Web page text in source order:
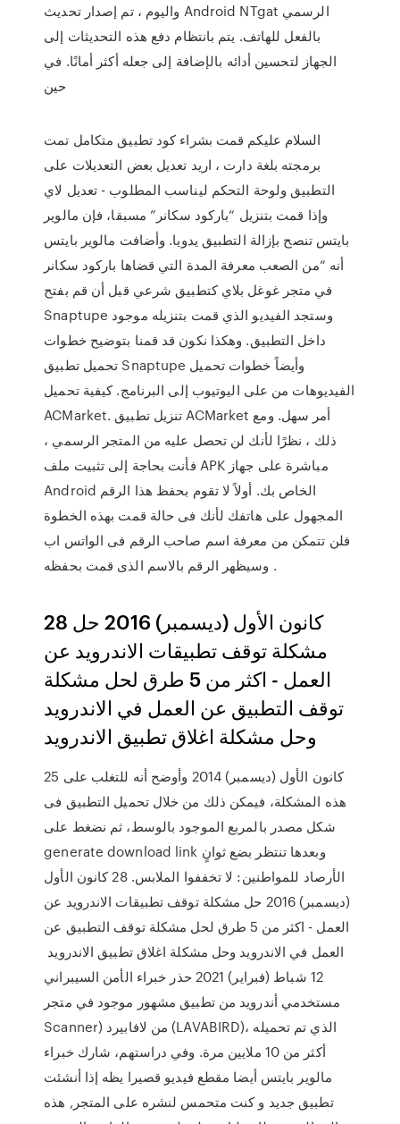
واليوم ، تم إصدار تحديث Android NTgat الرسمي
بالفعل للهاتف. يتم بانتظام دفع هذه التحديثات إلى
الجهاز لتحسين أدائه بالإضافة إلى جعله أكثر أمانًا. في
حين
السلام عليكم قمت بشراء كود تطبيق متكامل تمت
برمجته بلغة دارت ، اريد تعديل بعض التعديلات على
التطبيق ولوحة التحكم ليناسب المطلوب - تعديل لاي
وإذا قمت بتنزيل “باركود سكانر” مسبقا، فإن مالوير
بايتس تنصح بإزالة التطبيق يدويا. وأضافت مالوير بايتس
أنه “من الصعب معرفة المدة التي قضاها باركود سكانر
في متجر غوغل بلاي كتطبيق شرعي قبل أن قم بفتح
Snaptupe وستجد الفيديو الذي قمت بتنزيله موجود
داخل التطبيق. وهكذا نكون قد قمنا بتوضيح خطوات
تحميل تطبيق Snaptupe وأيضاً خطوات تحميل
الفيديوهات من على اليوتيوب إلى البرنامج. كيفية تحميل
ACMarket. تنزيل تطبيق ACMarket أمر سهل. ومع
ذلك ، نظرًا لأنك لن تحصل عليه من المتجر الرسمي ،
فأنت بحاجة إلى تثبيت ملف APK مباشرة على جهاز
Android الخاص بك. أولاً لا تقوم بحفظ هذا الرقم
المجهول على هاتفك لأنك فى حالة قمت بهذه الخطوة
فلن تتمكن من معرفة اسم صاحب الرقم فى الواتس اب
وسيظهر الرقم بالاسم الذى قمت بحفظه .
28 كانون الأول (ديسمبر) 2016 حل
مشكلة توقف تطبيقات الاندرويد عن
العمل - اكثر من 5 طرق لحل مشكلة
توقف التطبيق عن العمل في الاندرويد
25 كانون الأول (ديسمبر) 2014 وأوضح أنه للتغلب على
هذه المشكلة، فيمكن ذلك من خلال تحميل التطبيق فى
شكل مصدر بالمربع الموجود بالوسط، ثم نضغط على
generate download link وبعدها تنتظر بضع ثوانٍ
الأرصاد للمواطنين: لا تخففوا الملابس. 28 كانون الأول
(ديسمبر) 2016 حل مشكلة توقف تطبيقات الاندرويد عن
العمل - اكثر من 5 طرق لحل مشكلة توقف التطبيق عن
العمل في الاندرويد وحل مشكلة اغلاق تطبيق الاندرويد
12 شباط (فبراير) 2021 حذر خبراء الأمن السيبراني
مستخدمي أندرويد من تطبيق مشهور موجود في متجر
Scanner) من لافابيرد (LAVABIRD)، الذي تم تحميله
أكثر من 10 ملايين مرة. وفي دراستهم، شارك خبراء
مالوير بايتس أيضا مقطع فيديو قصيرا يظه إذا أنشئت
تطبيق جديد و كنت متحمس لنشره على المتجر, هذه